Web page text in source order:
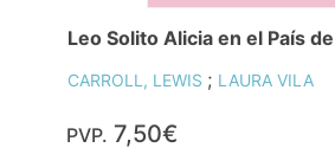
Leo Solito Alicia en el País
CARROLL, LEWIS ; LAURA VILA
PVP. 7,50€